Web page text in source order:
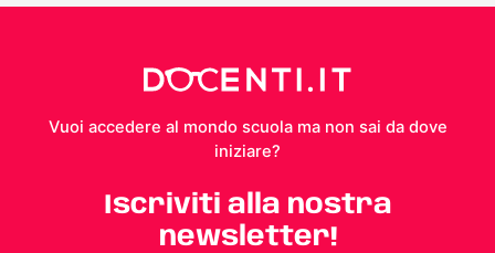
Vuoi accedere al mondo scuola ma non sai da dove
iniziare?
Iscriviti alla nostra
newsletter!